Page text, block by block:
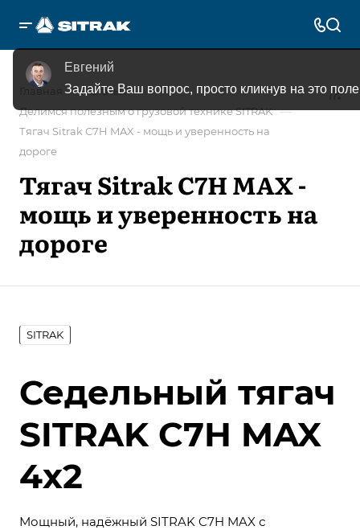
Главная — Статьи —
Делимся полезным о грузовой технике SITRAK —
Тягач Sitrak C7H MAX - мощь и уверенность на
дороге
Тягач Sitrak C7H MAX -
мощь и уверенность на
дороге
SITRAK
Седельный тягач
SITRAK C7H MAX
4х2
Мощный, надёжный SITRAK C7H MAX с
Евгений
Задайте Ваш вопрос, просто кликнув на это поле